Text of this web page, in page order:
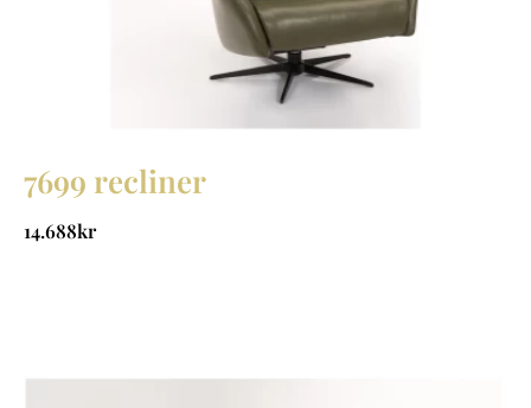
7699 recliner
14.688kr